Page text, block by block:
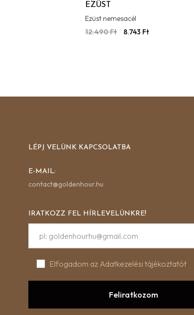
EZÜST
Ezüst nemesacél
12.490Ft 8.743 Ft
LÉPJ VELÜNK KAPCSOLATBA
E-MAIL:
contact@goldenhour.hu
IRATKOZZ FEL HÍRLEVELÜNKRE!
Elfogadom az Adatkezelési tájékoztatót.